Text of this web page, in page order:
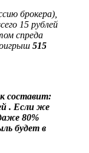
брокера),
15 рублей
спреда
515
составит:
. Если же
80%
будет в